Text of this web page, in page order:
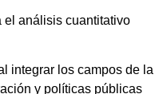
el análisis cuantitativo
integrar los campos de la
y políticas públicas